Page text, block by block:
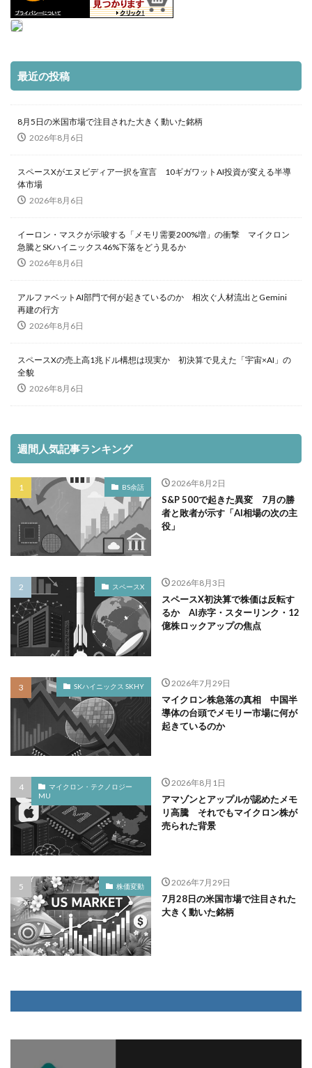
最近の投稿
8月5日の米国市場で注目された大きく動いた銘柄
2026年8月6日
スペースXがエヌビディア一択を宣言 10ギガワットAI投資が変える半導
体市場
2026年8月6日
イーロン・マスクが示唆する「メモリ需要200%増」の衝撃 マイクロン
急騰とSKハイニックス46%下落をどう見るか
2026年8月6日
アルファベットAI部門で何が起きているのか 相次ぐ人材流出とGemini
再建の行方
2026年8月6日
スペースXの売上高1兆ドル構想は現実か 初決算で見えた「宇宙×AI」の
全貌
2026年8月6日
週間人気記事ランキング
BS余話 2026年8月2日
S&P 500で起きた異変 7月の勝
者と敗者が示す「AI相場の次の主
役」
スペースX 2026年8月3日
スペースX初決算で株価は反転す
るか AI赤字・スターリンク・12
億株ロックアップの焦点
SKハイニックス SKHY 2026年7月29日
マイクロン株急落の真相 中国半
導体の台頭でメモリー市場に何が
起きているのか
マイクロン・テクノロジー
MU
2026年8月1日
アマゾンとアップルが認めたメモ
リ高騰 それでもマイクロン株が
売られた背景
株価変動 2026年7月29日
7月28日の米国市場で注目された
大きく動いた銘柄